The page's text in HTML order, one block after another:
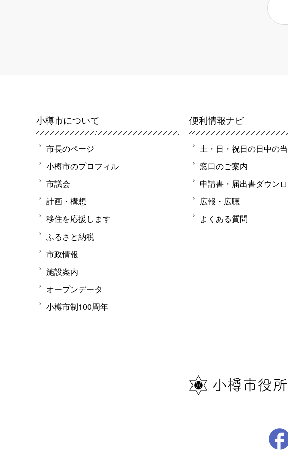
小樽市について
市長のページ
小樽市のプロフィル
市議会
計画・構想
移住を応援します
ふるさと納税
市政情報
施設案内
オープンデータ
小樽市制100周年
便利情報ナビ
土・日・祝日の日中の
窓口のご案内
申請書・届出書ダウン
広報・広聴
よくある質問